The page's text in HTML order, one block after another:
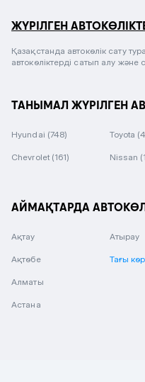
ЖҮРІЛГЕН
Қазақстанда автокөлік сату
автокөліктерді сатып алу және
ТАНЫМАЛ ЖҮРІЛГЕН
Hyundai (748) Toyota
Chevrolet (161) Nissan
АЙМАҚТАРДА
Ақтау
Ақтөбе
Алматы
Астана
Атырау
Тағы